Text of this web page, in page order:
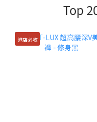
Top
進店必收